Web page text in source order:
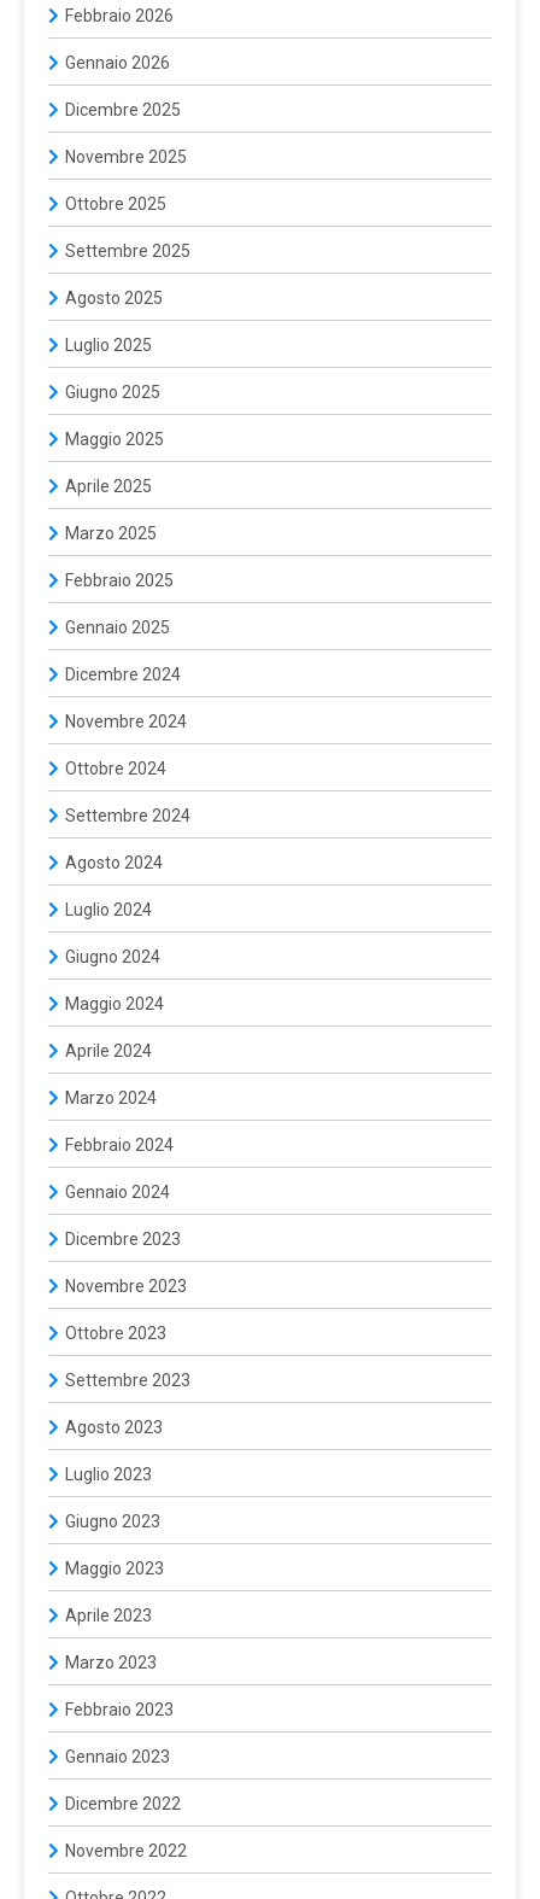
Febbraio 2026
Gennaio 2026
Dicembre 2025
Novembre 2025
Ottobre 2025
Settembre 2025
Agosto 2025
Luglio 2025
Giugno 2025
Maggio 2025
Aprile 2025
Marzo 2025
Febbraio 2025
Gennaio 2025
Dicembre 2024
Novembre 2024
Ottobre 2024
Settembre 2024
Agosto 2024
Luglio 2024
Giugno 2024
Maggio 2024
Aprile 2024
Marzo 2024
Febbraio 2024
Gennaio 2024
Dicembre 2023
Novembre 2023
Ottobre 2023
Settembre 2023
Agosto 2023
Luglio 2023
Giugno 2023
Maggio 2023
Aprile 2023
Marzo 2023
Febbraio 2023
Gennaio 2023
Dicembre 2022
Novembre 2022